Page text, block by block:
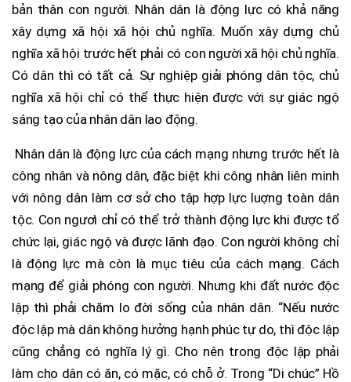
bản thân con người. Nhân dân là động lực có khả năng
xây dựng xã hội xã hội chủ nghĩa. Muốn xây dựng chủ
nghĩa xã hội trước hết phải có con người xã hội chủ nghĩa.
Có dân thì có tất cả. Sự nghiệp giải phóng dân tộc, chủ
nghĩa xã hội chỉ có thể thực hiện được với sự giác ngộ
sáng tạo của nhân dân lao động.
Nhân dân là động lực của cách mạng nhưng trước hết là
công nhân và nông dân, đặc biệt khi công nhân liên minh
với nông dân làm cơ sở cho tập hợp lực luợng toàn dân
tộc. Con ngươì chỉ có thể trở thành động lực khi được tổ
chức lại, giác ngộ và được lãnh đạo. Con người không chỉ
là động lực mà còn là mục tiêu của cách mạng. Cách
mạng để giải phóng con người. Nhưng khi đất nước độc
lập thì phải chăm lo đời sống của nhân dân. “Nếu nước
độc lập mà dân không hưởng hạnh phúc tự do, thì độc lập
cũng chẳng có nghĩa lý gì. Cho nên trong độc lập phải
làm cho dân có ăn, có mặc, có chỗ ở. Trong “Di chúc” Hồ